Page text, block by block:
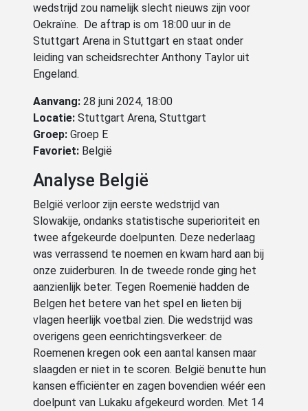
wedstrijd zou namelijk slecht nieuws zijn voor
Oekraïne. De aftrap is om 18:00 uur in de
Stuttgart Arena in Stuttgart en staat onder
leiding van scheidsrechter Anthony Taylor uit
Engeland.
Aanvang: 28 juni 2024, 18:00
Locatie: Stuttgart Arena, Stuttgart
Groep: Groep E
Favoriet: België
Analyse België
België verloor zijn eerste wedstrijd van
Slowakije, ondanks statistische superioriteit en
twee afgekeurde doelpunten. Deze nederlaag
was verrassend te noemen en kwam hard aan bij
onze zuiderburen. In de tweede ronde ging het
aanzienlijk beter. Tegen Roemenië hadden de
Belgen het betere van het spel en lieten bij
vlagen heerlijk voetbal zien. Die wedstrijd was
overigens geen eenrichtingsverkeer: de
Roemenen kregen ook een aantal kansen maar
slaagden er niet in te scoren. België benutte hun
kansen efficiënter en zagen bovendien wéér een
doelpunt van Lukaku afgekeurd worden. Met 14